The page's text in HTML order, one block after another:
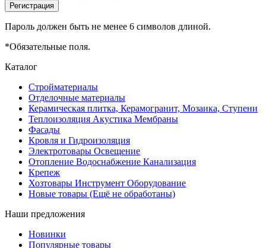
Пароль должен быть не менее 6 символов длиной.
*Обязательные поля.
Каталог
Стройматериалы
Отделочные материалы
Керамическая плитка, Керамогранит, Мозаика, Ступени
Теплоизоляция Акустика Мембраны
Фасады
Кровля и Гидроизоляция
Электротовары Освещение
Отопление Водоснабжение Канализация
Крепеж
Хозтовары Инструмент Оборудование
Новые товары (Ещё не обработаны)
Наши предложения
Новинки
Популярные товары